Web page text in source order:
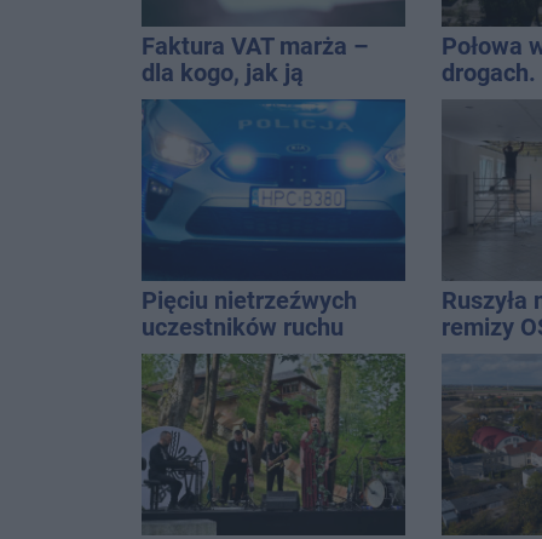
Faktura VAT marża –
dla kogo, jak ją
wystawić i jak rozliczyć
Połowa
Pięciu nietrzeźwych
uczestników ruchu
wpadło w ręce policji.
Rekordzista miał 2,6
promila
Ruszyła
remizy